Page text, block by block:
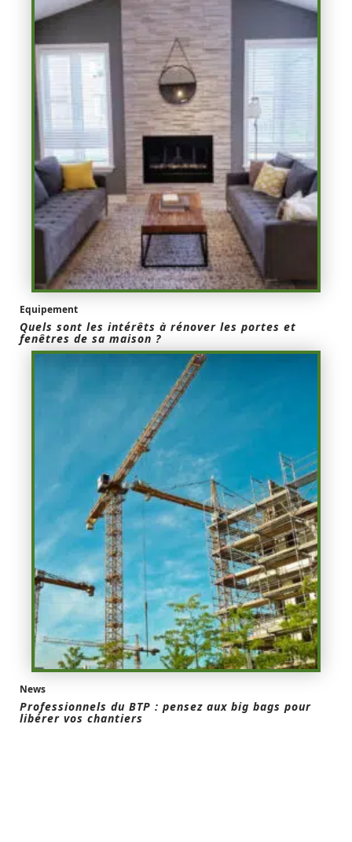
Equipement
Quels sont les intérêts à rénover les portes et
fenêtres de sa maison ?
News
Professionnels du BTP : pensez aux big bags pour
libérer vos chantiers